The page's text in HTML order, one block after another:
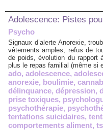
Adolescence: Pistes
Psycho
Signaux d’alerte Anorexie,
vêtements amples, refus de
de poids, évolution du rapport
plus le repas familial (même si
ado, adolescence,
anorexie, boulimie,
délinquance, dépression,
prise toxiques,
psychothérapie,
tentations suicidaires,
comportements aliment, ts